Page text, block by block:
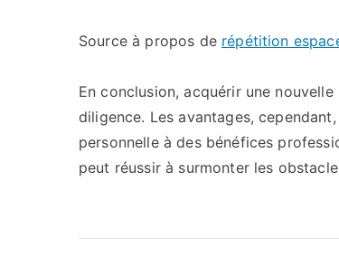
Source à propos de répétition
En conclusion, acquérir une
diligence. Les avantages,
personnelle à des bénéfices
peut réussir à surmonter les